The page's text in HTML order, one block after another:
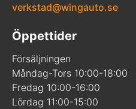
verkstad@wingauto.se
Öppettider
Försäljningen
Måndag-Tors 10:00-18:00
Fredag 10:00-16:00
Lördag 11:00-15:00